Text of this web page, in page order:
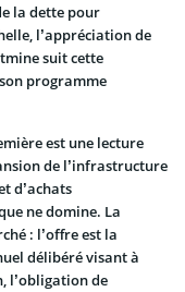
la dette pour
l’appréciation de
suit cette
programme
est une lecture
de l’infrastructure
d’achats
ne domine. La
: l’offre est la
délibéré visant à
l’obligation de